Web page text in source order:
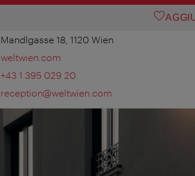
Mandlgasse 18, 1120 Wien
weltwien.com
+43 1 395 029 20
reception@weltwien.com